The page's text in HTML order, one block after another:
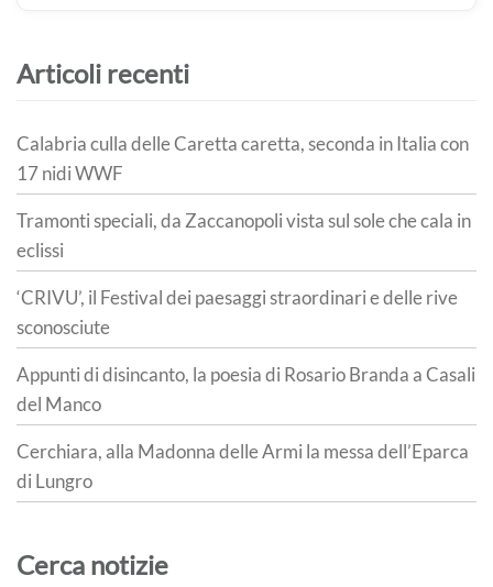
Articoli recenti
Calabria culla delle Caretta caretta, seconda in Italia con
17 nidi WWF
Tramonti speciali, da Zaccanopoli vista sul sole che cala in
eclissi
‘CRIVU’, il Festival dei paesaggi straordinari e delle rive
sconosciute
Appunti di disincanto, la poesia di Rosario Branda a Casali
del Manco
Cerchiara, alla Madonna delle Armi la messa dell’Eparca
di Lungro
Cerca notizie